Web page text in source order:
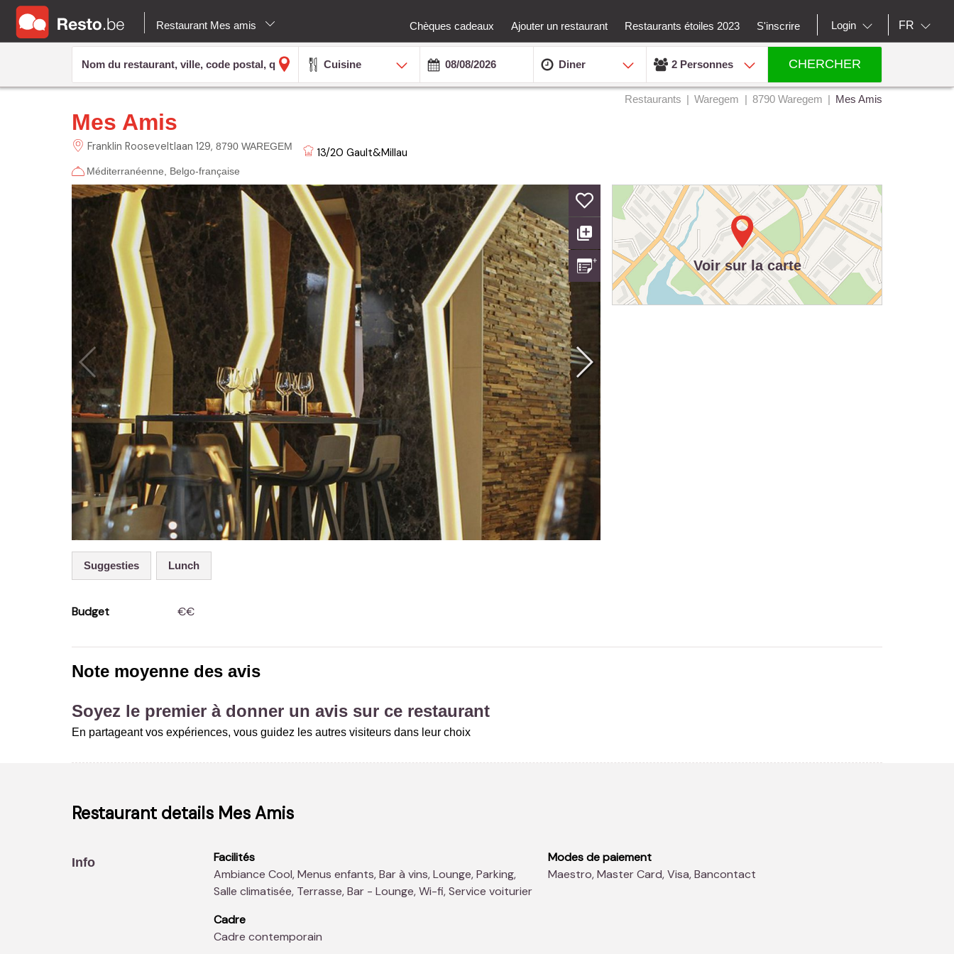
Restaurant Mes amis Chèques cadeaux Ajouter un restaurant Restaurants étoiles 2023 S'inscrire Login FR
Cuisine Diner 2 Personnes CHERCHER
Restaurants Waregem 8790 Waregem Mes Amis
Mes Amis
Franklin Rooseveltlaan 129 8790 WAREGEM 13/20 Gault&Millau
Méditerranéenne Belgo-française
Suggesties Lunch
Budget €€
Voir sur la carte
Note moyenne des avis
Soyez le premier à donner un avis sur ce restaurant
En partageant vos expériences, vous guidez les autres visiteurs dans leur choix
Restaurant details Mes Amis
Info
Facilités
Ambiance Cool, Menus enfants, Bar à vins, Lounge, Parking,
Salle climatisée, Terrasse, Bar - Lounge, Wi-fi, Service voiturier
Cadre
Cadre contemporain
Modes de paiement
Maestro, Master Card, Visa, Bancontact